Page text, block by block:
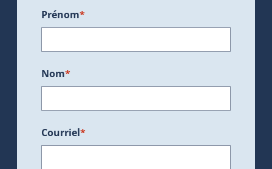
Prénom*
Nom*
Courriel*